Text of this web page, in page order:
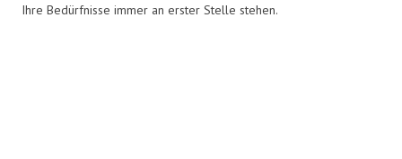
Ihre Bedürfnisse immer an erster Stelle stehen.